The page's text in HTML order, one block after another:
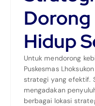
Dorong
Hidup
Untuk mendorong
Puskesmas
strategi yang efektif.
mengadakan
berbagai lokasi